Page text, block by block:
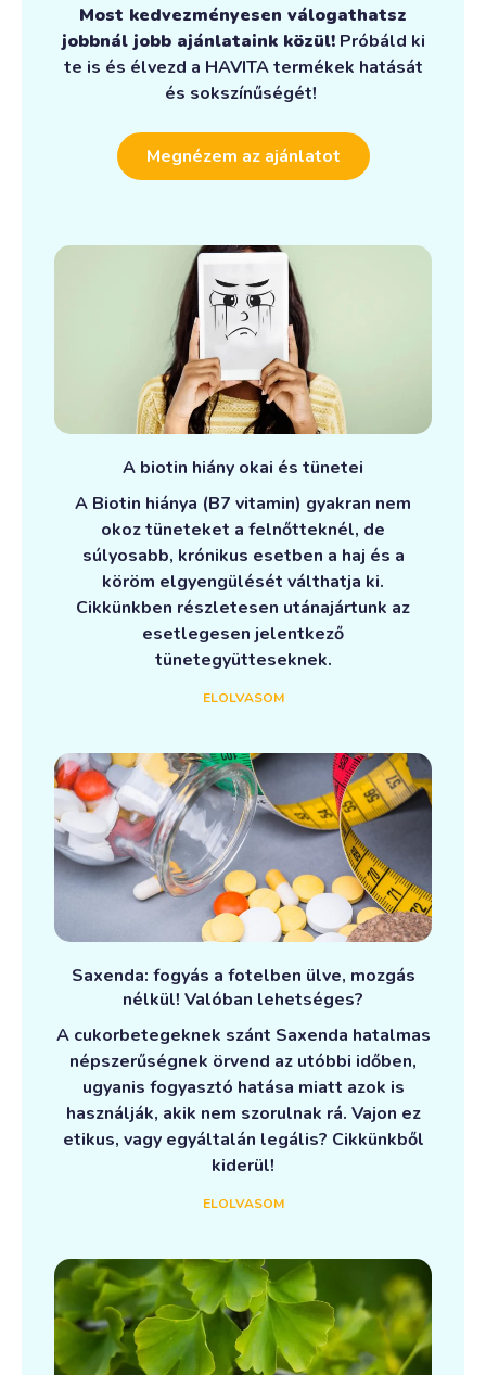
Most kedvezményesen válogathatsz
jobbnál jobb ajánlataink közül!Próbáld ki
te is és élvezd a HAVITA termékek hatását
és sokszínűségét!
Megnézem az ajánlatot
A biotin hiány okai és tünetei
A Biotin hiánya (B7 vitamin) gyakran nem
okoz tüneteket a felnőtteknél, de
súlyosabb, krónikus esetben a haj és a
köröm elgyengülését válthatja ki.
Cikkünkben részletesen utánajártunk az
esetlegesen jelentkező
tünetegyütteseknek.
ELOLVASOM
Saxenda: fogyás a fotelben ülve, mozgás
nélkül! Valóban lehetséges?
A cukorbetegeknek szánt Saxenda hatalmas
népszerűségnek örvend az utóbbi időben,
ugyanis fogyasztó hatása miatt azok is
használják, akik nem szorulnak rá. Vajon ez
etikus, vagy egyáltalán legális? Cikkünkből
kiderül!
ELOLVASOM